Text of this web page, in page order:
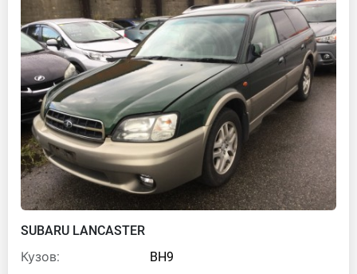
SUBARU LANCASTER
Кузов:
BH9